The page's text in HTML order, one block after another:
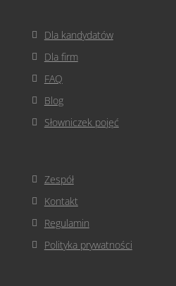
Dla kandydatów
Dla firm
FAQ
Blog
Słowniczek pojęć
Zespół
Kontakt
Regulamin
Polityka prywatności